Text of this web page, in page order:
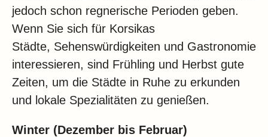
jedoch schon regnerische Perioden geben.
Wenn Sie sich für Korsikas
Städte, Sehenswürdigkeiten und Gastronomie
interessieren, sind Frühling und Herbst gute
Zeiten, um die Städte in Ruhe zu erkunden
und lokale Spezialitäten zu genießen.
Winter (Dezember bis Februar)